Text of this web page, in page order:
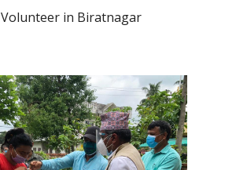
Volunteer in Biratnagar